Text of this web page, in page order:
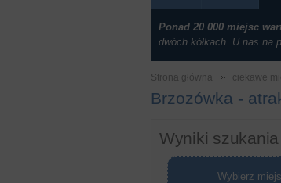
Ponad 20 000 miejsc
dwóch kółkach. U nas na
Strona główna ciekawe
Brzozówka -
Wyniki szukania
Wybierz